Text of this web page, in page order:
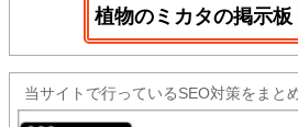
植物のミカタの掲示板
当サイトで行っているSEO対策をまと